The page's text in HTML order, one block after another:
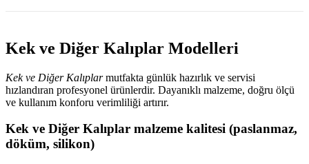
Kek ve Diğer Kalıplar Modelleri
Kek ve Diğer Kalıplarmutfakta günlük hazırlık ve servisi
hızlandıran profesyonel ürünlerdir. Dayanıklı malzeme, doğru ölçü
ve kullanım konforu verimliliği artırır.
Kek ve Diğer Kalıplar malzeme kalitesi (paslanmaz,
döküm, silikon)